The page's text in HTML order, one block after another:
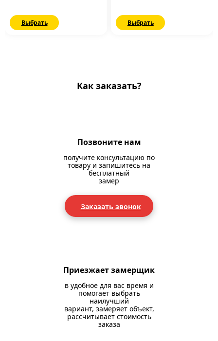
Выбрать Выбрать
Как заказать?
Позвоните нам
получите консультацию по
товару и запишитесь на
бесплатный
замер
Заказать звонок
Приезжает замерщик
в удобное для вас время и
помогает выбрать
наилучший
вариант, замеряет объект,
рассчитывает стоимость
заказа